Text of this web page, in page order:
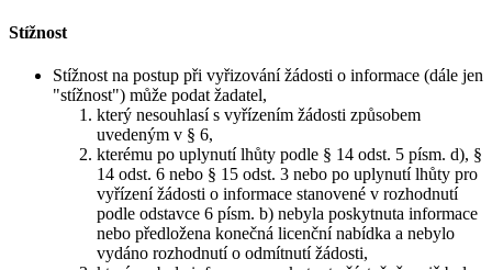
Stížnost
Stížnost na postup při vyřizování žádosti o informace (dále jen
"stížnost") může podat žadatel,
který nesouhlasí s vyřízením žádosti způsobem
uvedeným v § 6,
kterému po uplynutí lhůty podle § 14 odst. 5 písm. d), §
14 odst. 6 nebo § 15 odst. 3 nebo po uplynutí lhůty pro
vyřízení žádosti o informace stanovené v rozhodnutí
podle odstavce 6 písm. b) nebyla poskytnuta informace
nebo předložena konečná licenční nabídka a nebylo
vydáno rozhodnutí o odmítnutí žádosti,